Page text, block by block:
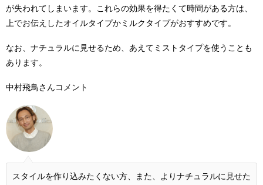
が失われてしまいます。これらの効果を得たくて時間がある方は、
上でお伝えしたオイルタイプかミルクタイプがおすすめです。
なお、ナチュラルに見せるため、あえてミストタイプを使うことも
あります。
中村飛鳥さんコメント
スタイルを作り込みたくない方、また、よりナチュラルに見せた